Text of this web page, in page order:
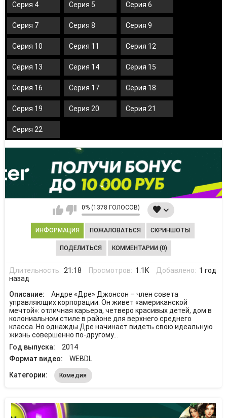
Серия 4 Серия 5 Серия 6
Серия 7 Серия 8 Серия 9
Серия 10 Серия 11 Серия 12
Серия 13 Серия 14 Серия 15
Серия 16 Серия 17 Серия 18
Серия 19 Серия 20 Серия 21
Серия 22
0% (1378 ГОЛОСОВ)
ИНФОРМАЦИЯ ПОЖАЛОВАТЬСЯ СКРИНШОТЫ
ПОДЕЛИТЬСЯ КОММЕНТАРИИ (0)
Длительность: 21:18 Просмотров: 1.1K Добавлено: 1 год
назад
Описание:
Андре «Дре» Джонсон – член совета
управляющих корпорации. Он живет «американской
мечтой»: отличная карьера, четверо красивых детей, дом в
колониальном стиле в районе для верхнего среднего
класса. Но однажды Дре начинает видеть свою идеальную
жизнь совершенно по-другому…
Год выпуска:
2014
Формат видео:
WEBDL
Категории:
Комедия